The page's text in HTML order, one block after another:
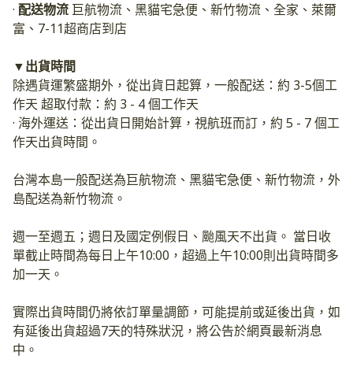
· 配送物流 巨航物流、黑貓宅急便、新竹物流、全家、萊爾
富、7-11超商店到店
▼出貨時間
除遇貨運繁盛期外，從出貨日起算，一般配送：約 3-5個工
作天 超取付款：約 3 - 4 個工作天
· 海外運送：從出貨日開始計算，視航班而訂，約 5 - 7 個工
作天出貨時間。
台灣本島一般配送為巨航物流、黑貓宅急便、新竹物流，外
島配送為新竹物流。
週一至週五；週日及國定例假日、颱風天不出貨。 當日收
單截止時間為每日上午10:00，超過上午10:00則出貨時間多
加一天。
實際出貨時間仍將依訂單量調節，可能提前或延後出貨，如
有延後出貨超過7天的特殊狀況，將公告於網頁最新消息
中。